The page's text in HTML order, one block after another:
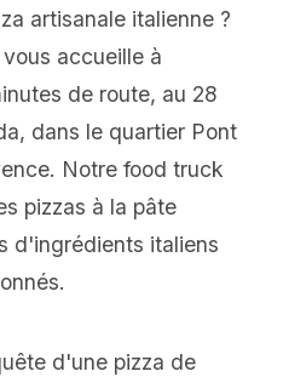
artisanale italienne ?
accueille à
de route, au 28
dans le quartier Pont
Notre food truck
pizzas à la pâte
d'ingrédients italiens
d'une pizza de